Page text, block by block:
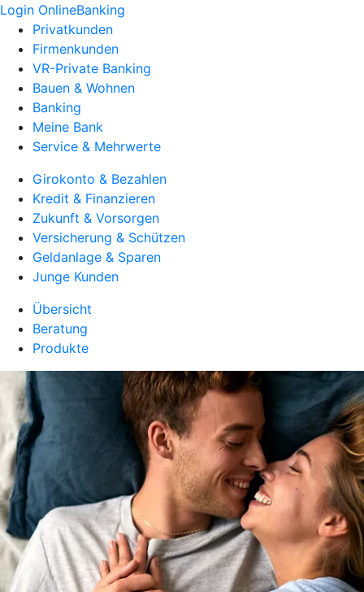
Login OnlineBanking
Privatkunden
Firmenkunden
VR-Private Banking
Bauen & Wohnen
Banking
Meine Bank
Service & Mehrwerte
Girokonto & Bezahlen
Kredit & Finanzieren
Zukunft & Vorsorgen
Versicherung & Schützen
Geldanlage & Sparen
Junge Kunden
Übersicht
Beratung
Produkte